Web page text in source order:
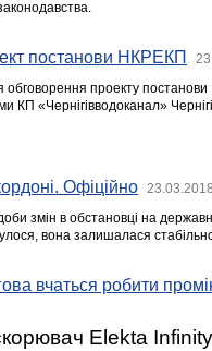
постанови НКРЕКП
обговорення проекту
КП «Чернігівводоканал»
Офіційно
змін в обстановці на
вона залишалася
вчаться робити
Elekta